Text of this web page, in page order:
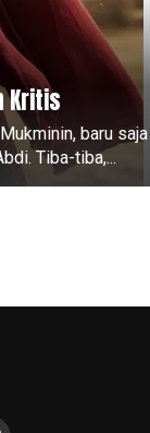
Kritis
baru saja
Tiba-tiba,...